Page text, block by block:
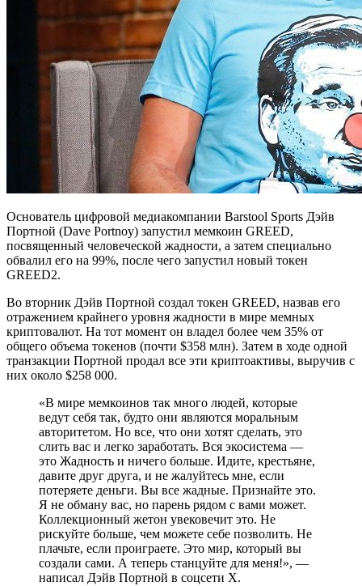
Основатель цифровой медиакомпании Barstool Sports Дэйв
Портной (Dave Portnoy) запустил мемкоин GREED,
посвященный человеческой жадности, а затем специально
обвалил его на 99%, после чего запустил новый токен
GREED2.
Во вторник Дэйв Портной создал токен GREED, назвав его
отражением крайнего уровня жадности в мире мемных
криптовалют. На тот момент он владел более чем 35% от
общего объема токенов (почти $358 млн). Затем в ходе одной
транзакции Портной продал все эти криптоактивы, выручив с
них около $258 000.
«В мире мемкоинов так много людей, которые
ведут себя так, будто они являются моральным
авторитетом. Но все, что они хотят сделать, это
слить вас и легко заработать. Вся экосистема —
это Жадность и ничего больше. Идите, крестьяне,
давите друг друга, и не жалуйтесь мне, если
потеряете деньги. Вы все жадные. Признайте это.
Я не обману вас, но парень рядом с вами может.
Коллекционный жетон увековечит это. Не
рискуйте больше, чем можете себе позволить. Не
плачьте, если проиграете. Это мир, который вы
создали сами. А теперь станцуйте для меня!», —
написал Дэйв Портной в соцсети Х.